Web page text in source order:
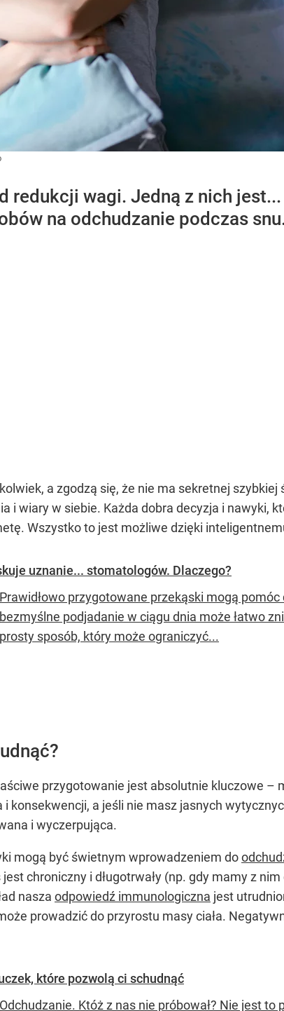
redukcji wagi. Jedną z nich
na odchudzanie podczas
a zgodzą się, że nie ma sekretnej szybkiej
i wiary w siebie. Każda dobra decyzja i nawyki,
Wszystko to jest możliwe dzięki
uznanie... stomatologów. Dlaczego?
Prawidłowo przygotowane przekąski mogą
bezmyślne podjadanie w ciągu dnia może łatwo
prosty sposób, który może ograniczyć...
przygotowanie jest absolutnie kluczowe
konsekwencji, a jeśli nie masz jasnych
i wyczerpująca.
mogą być świetnym wprowadzeniem do
chroniczny i długotrwały (np. gdy mamy z
nasza odpowiedź immunologiczna jest
prowadzić do przyrostu masy ciała.
które pozwolą ci schudnąć
Odchudzanie. Któż z nas nie próbował? Nie jest